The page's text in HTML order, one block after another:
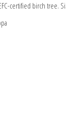
certified birch tree.